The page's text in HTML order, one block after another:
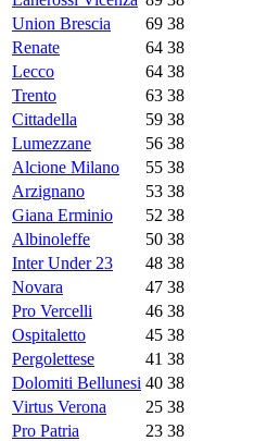
Union Brescia
69 38
Renate
64 38
Lecco
64 38
Trento
63 38
Cittadella
59 38
Lumezzane
56 38
Alcione Milano
55 38
Arzignano
53 38
Giana Erminio
52 38
Albinoleffe
50 38
Inter Under 23
48 38
Novara
47 38
Pro Vercelli
46 38
Ospitaletto
45 38
Pergolettese
41 38
Dolomiti Bellunesi 40 38
Virtus Verona
25 38
Pro Patria
23 38